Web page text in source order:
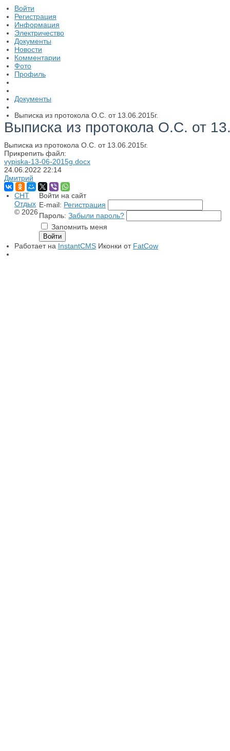
Войти
Регистрация
Информация
Электричество
Документы
Новости
Комментарии
Фото
Профиль
Документы
Выписка из протокола О.С. от 13.06.2015г.
Выписка из протокола О.С. от
Выписка из протокола О.С. от 13.06.2015г.
Прикрепить файл:
vypiska-13-06-2015g.docx
24.06.2022 22:14
Дмитрий
Войти на сайт
E-mail: Регистрация
Пароль: Забыли пароль?
Запомнить меня
СНТ
Отдых
© 2026
Работает на InstantCMS Иконки от FatCow